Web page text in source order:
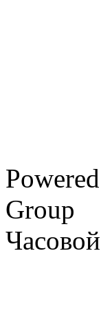
Group